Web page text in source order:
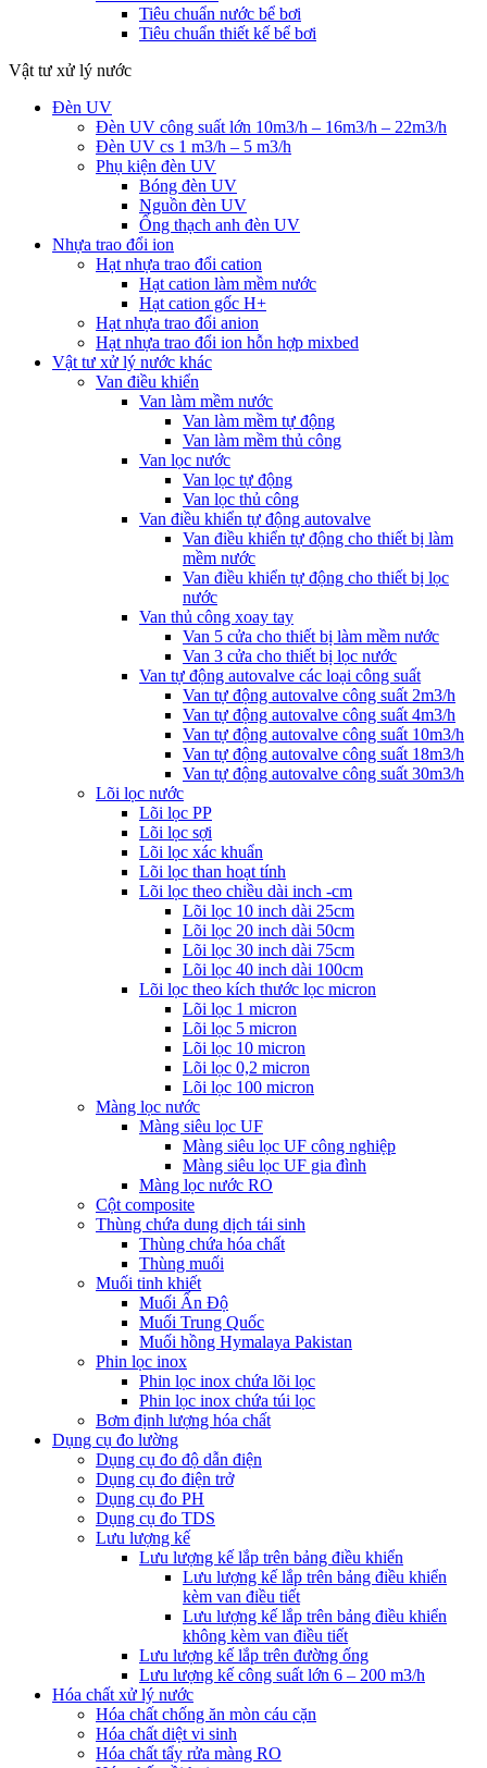
Tiêu chuẩn nước bể bơi
Tiêu chuẩn thiết kế bể bơi
Vật tư xử lý nước
Đèn UV
Đèn UV công suất lớn 10m3/h – 16m3/h – 22m3/h
Đèn UV cs 1 m3/h – 5 m3/h
Phụ kiện đèn UV
Bóng đèn UV
Nguồn đèn UV
Ống thạch anh đèn UV
Nhựa trao đổi ion
Hạt nhựa trao đổi cation
Hạt cation làm mềm nước
Hạt cation gốc H+
Hạt nhựa trao đổi anion
Hạt nhựa trao đổi ion hỗn hợp mixbed
Vật tư xử lý nước khác
Van điều khiển
Van làm mềm nước
Van làm mềm tự động
Van làm mềm thủ công
Van lọc nước
Van lọc tự động
Van lọc thủ công
Van điều khiển tự động autovalve
Van điều khiển tự động cho thiết bị làm
mềm nước
Van điều khiển tự động cho thiết bị lọc
nước
Van thủ công xoay tay
Van 5 cửa cho thiết bị làm mềm nước
Van 3 cửa cho thiết bị lọc nước
Van tự động autovalve các loại công suất
Van tự động autovalve công suất 2m3/h
Van tự động autovalve công suất 4m3/h
Van tự động autovalve công suất 10m3/h
Van tự động autovalve công suất 18m3/h
Van tự động autovalve công suất 30m3/h
Lõi lọc nước
Lõi lọc PP
Lõi lọc sợi
Lõi lọc xác khuẩn
Lõi lọc than hoạt tính
Lõi lọc theo chiều dài inch -cm
Lõi lọc 10 inch dài 25cm
Lõi lọc 20 inch dài 50cm
Lõi lọc 30 inch dài 75cm
Lõi lọc 40 inch dài 100cm
Lõi lọc theo kích thước lọc micron
Lõi lọc 1 micron
Lõi lọc 5 micron
Lõi lọc 10 micron
Lõi lọc 0,2 micron
Lõi lọc 100 micron
Màng lọc nước
Màng siêu lọc UF
Màng siêu lọc UF công nghiệp
Màng siêu lọc UF gia đình
Màng lọc nước RO
Cột composite
Thùng chứa dung dịch tái sinh
Thùng chứa hóa chất
Thùng muối
Muối tinh khiết
Muối Ấn Độ
Muối Trung Quốc
Muối hồng Hymalaya Pakistan
Phin lọc inox
Phin lọc inox chứa lõi lọc
Phin lọc inox chứa túi lọc
Bơm định lượng hóa chất
Dụng cụ đo lường
Dụng cụ đo độ dẫn điện
Dụng cụ đo điện trở
Dụng cụ đo PH
Dụng cụ đo TDS
Lưu lượng kế
Lưu lượng kế lắp trên bảng điều khiển
Lưu lượng kế lắp trên bảng điều khiển
kèm van điều tiết
Lưu lượng kế lắp trên bảng điều khiển
không kèm van điều tiết
Lưu lượng kế lắp trên đường ống
Lưu lượng kế công suất lớn 6 – 200 m3/h
Hóa chất xử lý nước
Hóa chất chống ăn mòn cáu cặn
Hóa chất diệt vi sinh
Hóa chất tẩy rửa màng RO